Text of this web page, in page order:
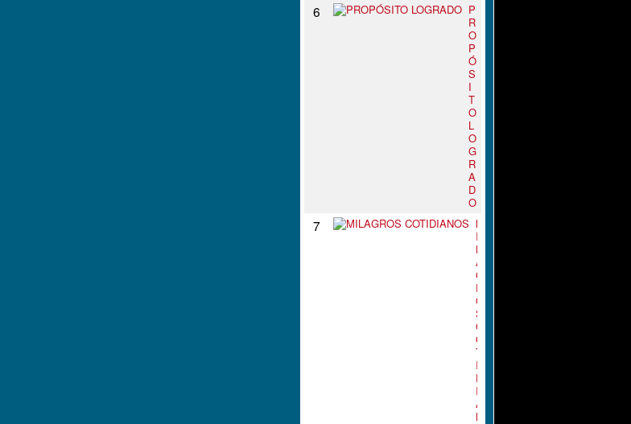
6
P
R
O
P
Ó
S
I
T
O
L
O
G
R
A
D
O
7
M
I
L
A
G
R
O
S
C
O
T
I
D
I
A
N